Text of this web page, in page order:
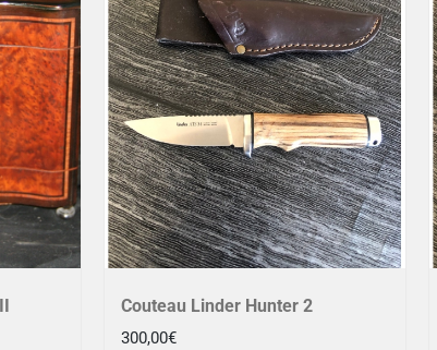
Couteau Linder Hunter 2
300,00€